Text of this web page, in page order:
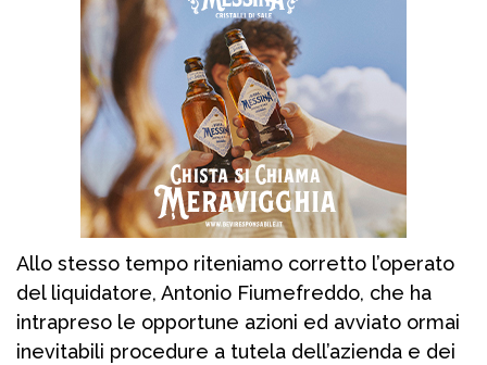
Allo stesso tempo riteniamo corretto l’operato
del liquidatore, Antonio Fiumefreddo, che ha
intrapreso le opportune azioni ed avviato ormai
inevitabili procedure a tutela dell’azienda e dei